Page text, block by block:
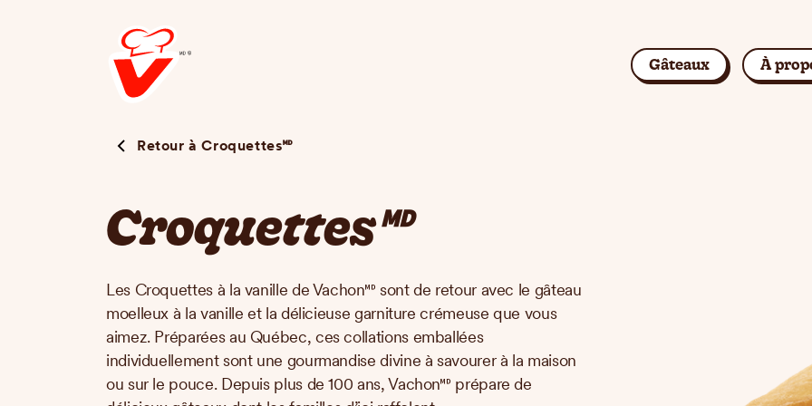
Gâteaux À
Retour à Croquettes🅫
Croquettes🅫
Les Croquettes à la vanille de Vachon🅫 sont de retour avec le gâteau
moelleux à la vanille et la délicieuse garniture crémeuse que vous
aimez. Préparées au Québec, ces collations emballées
individuellement sont une gourmandise divine à savourer à la maison
ou sur le pouce. Depuis plus de 100 ans, Vachon🅫 prépare de